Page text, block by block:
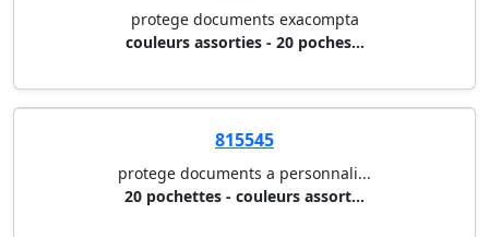
protege documents exacompta
couleurs assorties - 20 poches...
815545
protege documents a personnali...
20 pochettes - couleurs assort...